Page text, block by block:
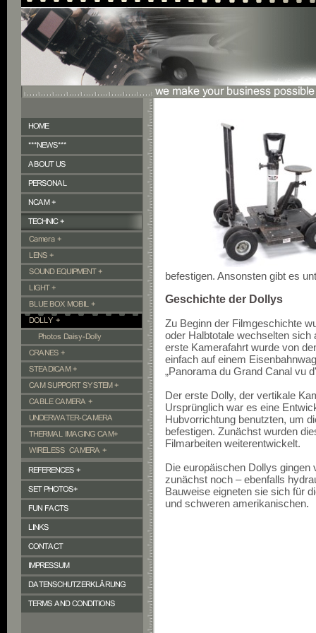
befestigen. Ansonsten gibt es
Geschichte der Dollys
Zu Beginn der Filmgeschichte
oder Halbtotale wechselten
erste Kamerafahrt wurde von
einfach auf einem
„Panorama du Grand Canal vu
Der erste Dolly, der vertikale
Ursprünglich war es eine
Hubvorrichtung benutzten, um
befestigen. Zunächst wurden
Filmarbeiten weiterentwickelt.
Die europäischen Dollys gingen
zunächst noch – ebenfalls
Bauweise eigneten sie sich für
und schweren amerikanischen.